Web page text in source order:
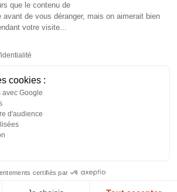
que le contenu de
de vous déranger, mais on aimerait bien
votre visite...
cookies :
avec Google
d'audience
certifiés par